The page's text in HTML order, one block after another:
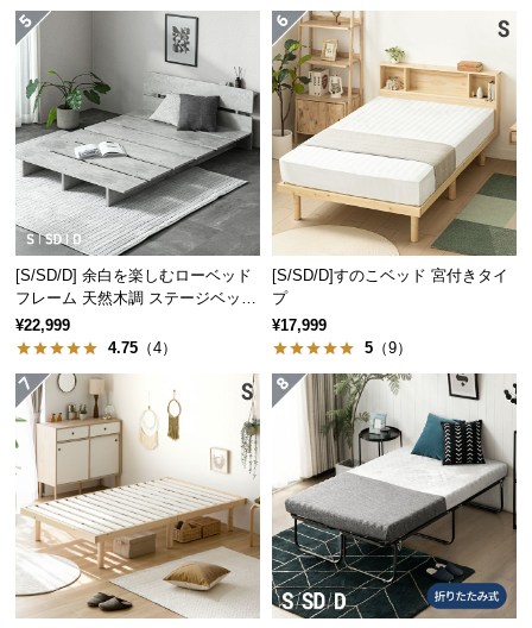
情
報
[S/SD/D] 余白を楽しむローベッド
フレーム 天然木調 ステージベッド
2口コンセントタイプ
¥22,999
4.75 （4）
[S/SD/D]すのこベッド 宮付きタイ
プ
¥17,999
5 （9）